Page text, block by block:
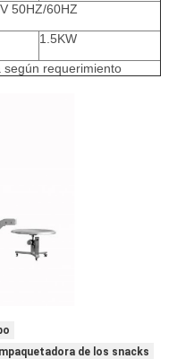
50HZ/60HZ
1.5KW
según requerimiento
de los snacks